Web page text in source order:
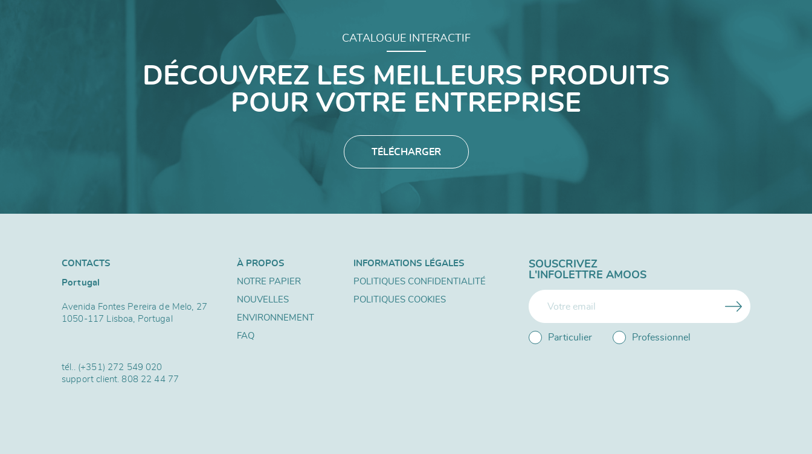
CATALOGUE INTERACTIF
DÉCOUVREZ LES MEILLEURS PRODUITS
POUR VOTRE ENTREPRISE
TÉLÉCHARGER
CONTACTS
Portugal
Avenida Fontes Pereira de Melo, 27
1050-117 Lisboa, Portugal
tél.. (+351) 272 549 020
support client.808 22 44 77
À PROPOS
NOTRE PAPIER
NOUVELLES
ENVIRONNEMENT
FAQ
INFORMATIONS LÉGALES
POLITIQUES CONFIDENTIALITÉ
POLITIQUES COOKIES
SOUSCRIVEZ
L'INFOLETTRE AMOOS
Particulier Professionnel